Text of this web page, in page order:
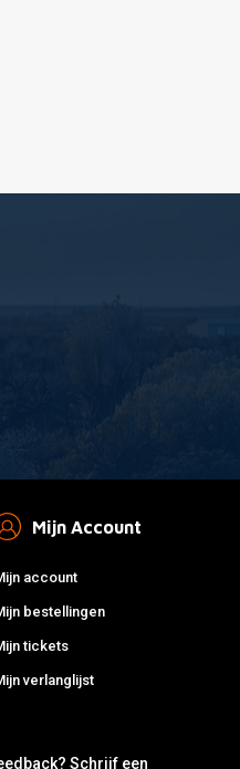
Mijn Account
account
bestellingen
tickets
verlanglijst
Schrijf een